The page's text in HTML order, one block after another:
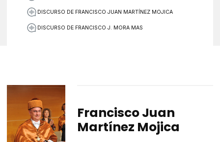
DISCURSO DE FRANCISCO JUAN MARTÍNEZ MOJICA
DISCURSO DE FRANCISCO J. MORA MAS
Francisco Juan
Martínez Mojica